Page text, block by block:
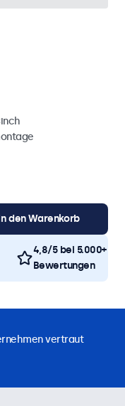
den Warenkorb
4,8/5 bei 5.000+
Bewertungen
vertraut